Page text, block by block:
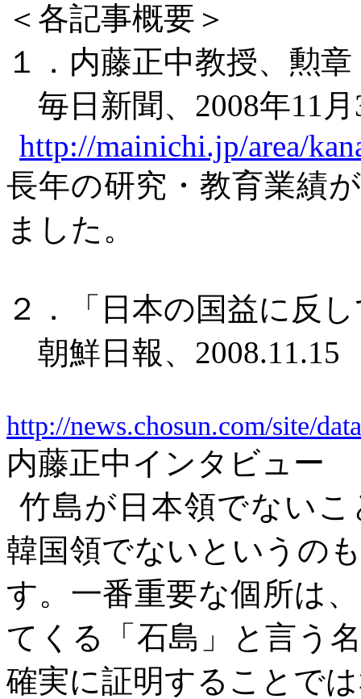
＜各記事概要＞
１．内藤正中教授、勲
毎日新聞、 2008年11 月
http://mainichi.jp/area/
長年の研究・教育業績
ました。
２．「日本の国益に反
朝鮮日報、 2008.11.15
http://news.chosun.com/site/
内藤正中インタビュー
竹島が日本領でない
韓国領でないというの
す。一番重要な個所は、
てくる「石島」と言う
確実に証明することで